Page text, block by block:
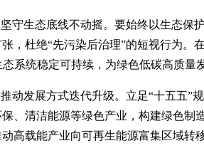
守生态底线不动摇。要始终以生态
，杜绝“先污染后治理”的短视行为
系统稳定可持续，为绿色低碳高质量
动发展方式迭代升级。立足“十五五
、清洁能源等绿色产业，构建绿色
高载能产业向可再生能源富集区域转